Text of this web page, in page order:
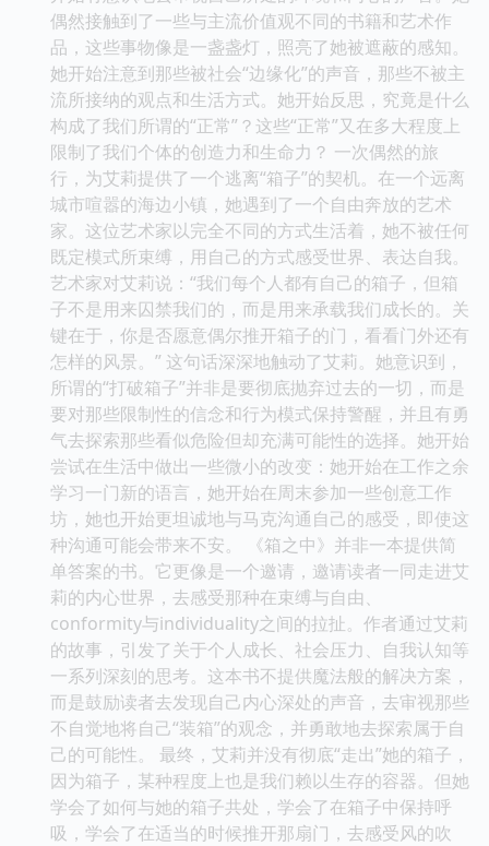
偶然接触到了一些与主流价值观不同的书籍和艺术作
品，这些事物像是一盏盏灯，照亮了她被遮蔽的感知。
她开始注意到那些被社会“边缘化”的声音，那些不被主
流所接纳的观点和生活方式。她开始反思，究竟是什么
构成了我们所谓的“正常”？这些“正常”又在多大程度上
限制了我们个体的创造力和生命力？ 一次偶然的旅
行，为艾莉提供了一个逃离“箱子”的契机。在一个远离
城市喧嚣的海边小镇，她遇到了一个自由奔放的艺术
家。这位艺术家以完全不同的方式生活着，她不被任何
既定模式所束缚，用自己的方式感受世界、表达自我。
艺术家对艾莉说：“我们每个人都有自己的箱子，但箱
子不是用来囚禁我们的，而是用来承载我们成长的。关
键在于，你是否愿意偶尔推开箱子的门，看看门外还有
怎样的风景。” 这句话深深地触动了艾莉。她意识到，
所谓的“打破箱子”并非是要彻底抛弃过去的一切，而是
要对那些限制性的信念和行为模式保持警醒，并且有勇
气去探索那些看似危险但却充满可能性的选择。她开始
尝试在生活中做出一些微小的改变：她开始在工作之余
学习一门新的语言，她开始在周末参加一些创意工作
坊，她也开始更坦诚地与马克沟通自己的感受，即使这
种沟通可能会带来不安。 《箱之中》并非一本提供简
单答案的书。它更像是一个邀请，邀请读者一同走进艾
莉的内心世界，去感受那种在束缚与自由、
conformity与individuality之间的拉扯。作者通过艾莉
的故事，引发了关于个人成长、社会压力、自我认知等
一系列深刻的思考。这本书不提供魔法般的解决方案，
而是鼓励读者去发现自己内心深处的声音，去审视那些
不自觉地将自己“装箱”的观念，并勇敢地去探索属于自
己的可能性。 最终，艾莉并没有彻底“走出”她的箱子，
因为箱子，某种程度上也是我们赖以生存的容器。但她
学会了如何与她的箱子共处，学会了在箱子中保持呼
吸，学会了在适当的时候推开那扇门，去感受风的吹